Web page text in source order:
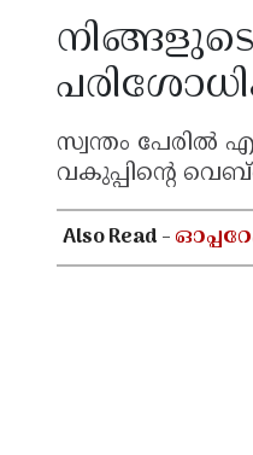
സ്വന്തം പേരിൽ
വകുപ്പിന്റെ
Also Read -